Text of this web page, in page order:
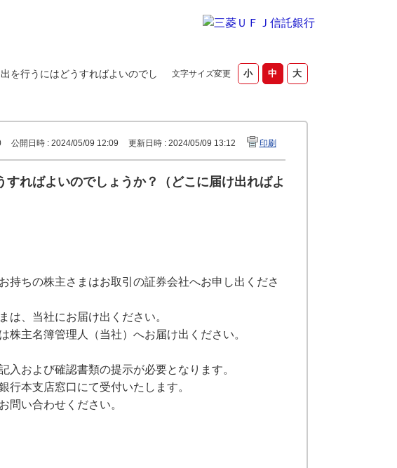
文字サイズ変更
を行うにはどうすればよいのでし
公開日時 : 2024/05/09 12:09 更新日時 : 2024/05/09 13:12 印刷
ればよいのでしょうか？（どこに届け出ればよ
持ちの株主さまはお取引の証券会社へお申し出くださ
は、当社にお届け出ください。
主名簿管理人（当社）へお届け出ください。
および確認書類の提示が必要となります。
行本支店窓口にて受付いたします。
問い合わせください。